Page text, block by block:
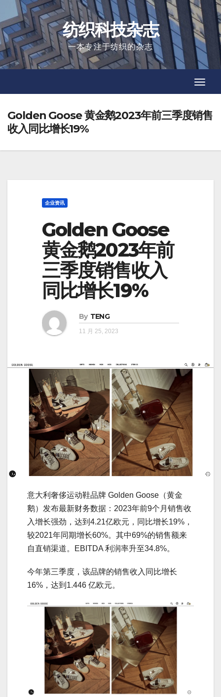
to
content
纺织科技杂志
一本专注于纺织的杂志
Golden Goose 黄金鹅2023年前三季度销售
收入同比增长19%
企业资讯
Golden Goose
黄金鹅2023年前
三季度销售收入
同比增长19%
By TENG
11 月 25, 2023
意大利奢侈运动鞋品牌 Golden Goose（黄金
鹅）发布最新财务数据：2023年前9个月销售收
入增长强劲，达到4.21亿欧元，同比增长19%，
较2021年同期增长60%。其中69%的销售额来
自直销渠道。EBITDA 利润率升至34.8%。
今年第三季度，该品牌的销售收入同比增长
16%，达到1.446 亿欧元。